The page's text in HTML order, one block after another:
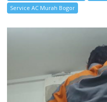
Service AC Murah Bogor